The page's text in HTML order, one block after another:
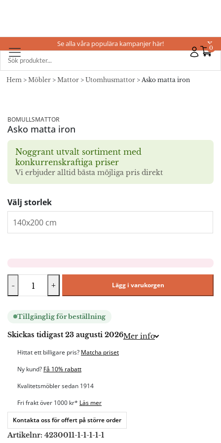
0
Se alla våra populära kampanjer här! X
Hem > Möbler > Mattor > Utomhusmattor > Asko matta iron
BOMULLSMATTOR
Asko matta iron
Noggrant utvalt sortiment med
konkurrenskraftiga priser
Vi erbjuder alltid bästa möjliga pris direkt
Välj storlek
- + Lägg i varukorgen
Tillgänglig för beställning
Skickas tidigast 23 augusti 2026Mer info
Hittat ett billigare pris? Matcha priset
Ny kund? Få 10% rabatt
Kvalitetsmöbler sedan 1914
Fri frakt över 1000 kr* Läs mer
Kontakta oss för offert på större order
Artikelnr: 4230011-1-1-1-1-1